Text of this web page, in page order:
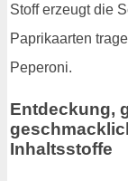
Stoff erzeugt die
Paprikaarten
Peperoni.
Entdeckung,
Inhaltsstoffe